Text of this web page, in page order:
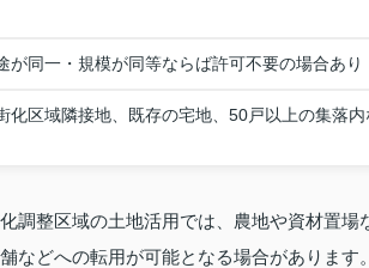
が同一・規模が同等ならば許可不要の場合あり
化区域隣接地、既存の宅地、50戸以上の集落内
調整区域の土地活用では、農地や資材置
などへの転用が可能となる場合がありま